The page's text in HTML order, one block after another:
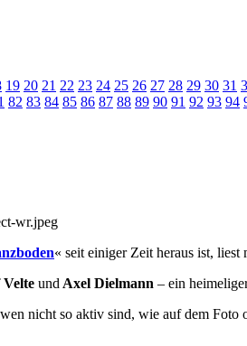
19 20 21 22 23 24 25 26 27 28 29 30 31
82 83 84 85 86 87 88 89 90 91 92 93 94
« seit einiger Zeit heraus ist,
Velte undAxel Dielmann – ein
nicht so aktiv sind, wie auf dem Foto